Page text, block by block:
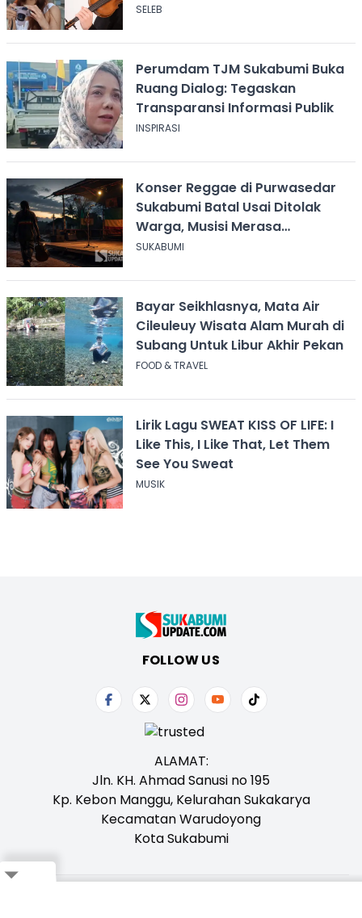
SELEB
Perumdam TJM Sukabumi Buka
Ruang Dialog: Tegaskan
Transparansi Informasi Publik
INSPIRASI
Konser Reggae di Purwasedar
Sukabumi Batal Usai Ditolak
Warga, Musisi Merasa
Didiskreditkan
SUKABUMI
Bayar Seikhlasnya, Mata Air
Cileuleuy Wisata Alam Murah di
Subang Untuk Libur Akhir Pekan
FOOD & TRAVEL
Lirik Lagu SWEAT KISS OF LIFE: I
Like This, I Like That, Let Them
See You Sweat
MUSIK
FOLLOW US
ALAMAT:
Jln. KH. Ahmad Sanusi no 195
Kp. Kebon Manggu, Kelurahan Sukakarya
Kecamatan Warudoyong
Kota Sukabumi